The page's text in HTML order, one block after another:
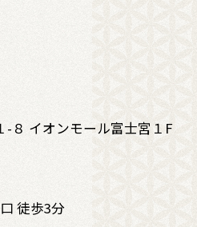
-８ イオンモール富士宮１F
徒歩3分